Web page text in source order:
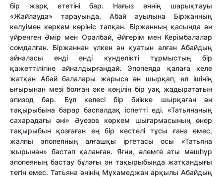
бір жарқ ететіні бар. Нағыз әннің шарықтауы
«Жайлауда» тарауында, Абай ауылына Біржанның
келуімен көркем көрініс тапқан. Біржанның қасында ән
үйренген Әмір мен Оралбай, Әйгерім мен Керімбалалар
сомдалған. Біржаннан үлкен ән қуатын алған Абайдың
айналасы енді әнді күнделікті тұрмыстың бір
қажеттілігіне айналдырғандай. Эпопеяда қалаға келе
жатқан Абай балалары жарыса ән шырқап, ел ішінің
ығырынан мезі болған әке көңілін бір уақ жадырататын
эпизод бар. Бұл келесі бір биікке шырқаған ән
тақырыбына барар баспалдақ іспетті еді. «Татьянаның
сахарадағы әні» Әуезов көркем шығармасының өнер
тақырыбын қозғаған ең бір кестелі тұсы ғана емес,
жалпы эпопеяның алғашқы іргетасы осы «Татьяна
жырынан» бастап қаланған. Яғни, әлемге аты мәшһүр
эпопеяның бастау бұлағы ән тақырыбында жатқандығы
тегін емес. Татьяна әнінің Мұхамеджан арқылы Абайдың